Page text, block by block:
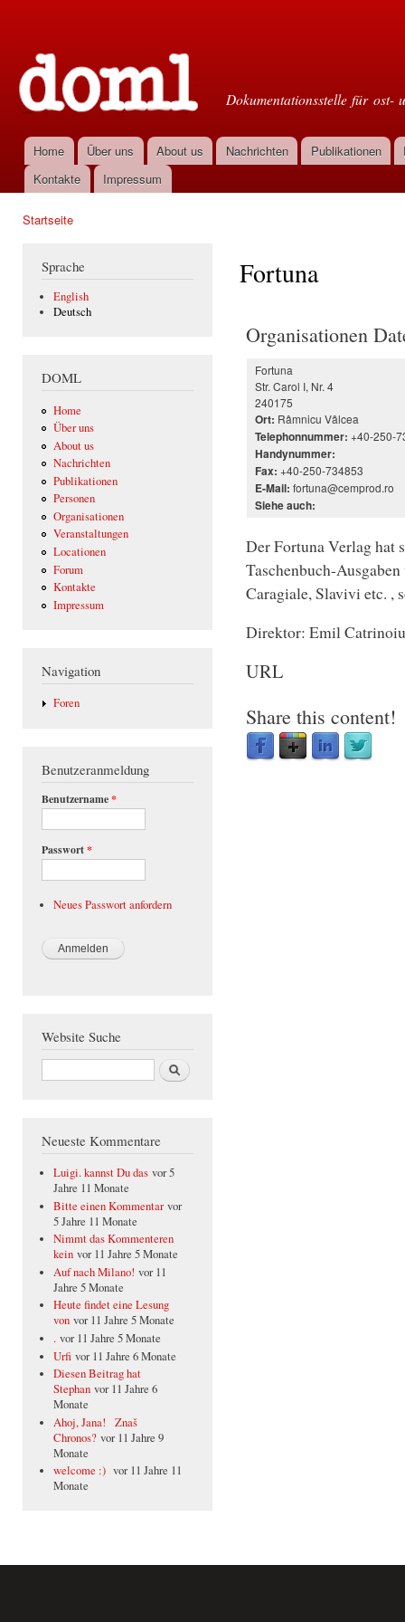
Dokumentationsstelle für ost-
Hauptmenü
Home Über uns About us Nachrichten Publikationen
Kontakte
Impressum
Startseite
Sprache
English
Deutsch
DOML
Home
Über uns
About us
Nachrichten
Publikationen
Personen
Organisationen
Veranstaltungen
Locationen
Forum
Kontakte
Impressum
Navigation
Foren
Benutzeranmeldung
Benutzername*
Passwort*
Neues Passwort anfordern
Website Suche
Suche
Neueste Kommentare
Luigi. kannst Du das vor 5
Jahre 11 Monate
Bitte einen Kommentar vor
5 Jahre 11 Monate
Nimmt das Kommenteren
kein vor 11 Jahre 5 Monate
Auf nach Milano! vor 11
Jahre 5 Monate
Heute findet eine Lesung
von vor 11 Jahre 5 Monate
. vor 11 Jahre 5 Monate
Urfi vor 11 Jahre 6 Monate
Diesen Beitrag hat
Stephan vor 11 Jahre 6
Monate
Ahoj, Jana! Znaš
Chronos? vor 11 Jahre 9
Monate
welcome :) vor 11 Jahre 11
Monate
Fortuna
Organisationen
Fortuna
Str. Carol I, Nr. 4
240175
Ort: Râmnicu Vâlcea
Telephonnummer: +40-250-
Handynummer:
Fax: +40-250-734853
E-Mail: fortuna@cemprod.ro
Siehe auch:
Der Fortuna Verlag hat
Taschenbuch-
Caragiale, Slavivi etc. ,
Direktor: Emil Catrinoiu
URL
Share this content!